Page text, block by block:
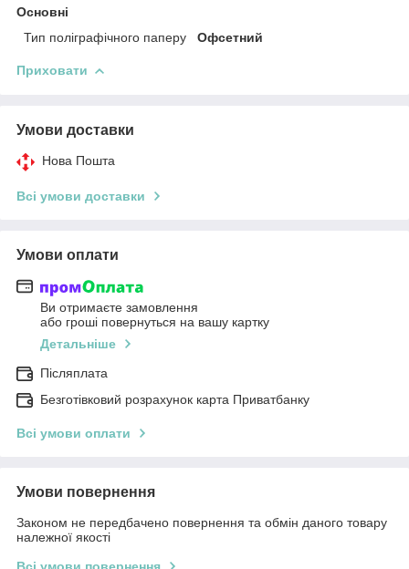
Основні
Тип поліграфічного паперу
Офсетний
Приховати
Умови доставки
Нова Пошта
Всі умови доставки
Умови оплати
Ви отримаєте замовлення
або гроші повернуться на вашу картку
Детальніше
Післяплата
Безготівковий розрахунок карта Приватбанку
Всі умови оплати
Умови повернення
Законом не передбачено повернення та обмін даного товару
належної якості